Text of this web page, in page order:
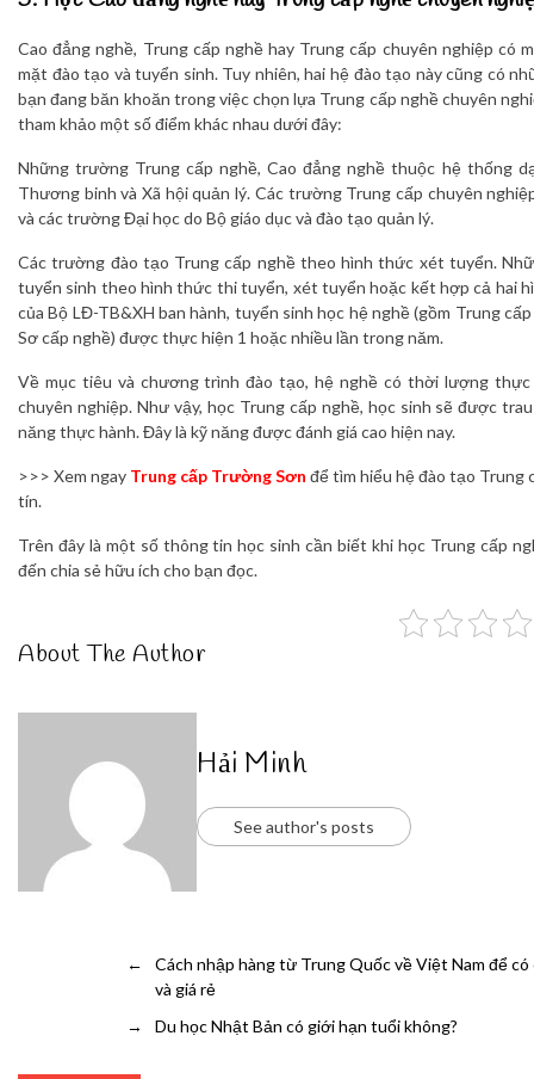
Cao đẳng nghề, Trung cấp nghề hay Trung cấp chuyên nghiệp có
mặt đào tạo và tuyển sinh. Tuy nhiên, hai hệ đào tạo này cũng có
bạn đang băn khoăn trong việc chọn lựa Trung cấp nghề chuyên
tham khảo một số điểm khác nhau dưới đây:
Những trường Trung cấp nghề, Cao đẳng nghề thuộc hệ thống
Thương binh và Xã hội quản lý. Các trường Trung cấp chuyên
và các trường Đại học do Bộ giáo dục và đào tạo quản lý.
Các trường đào tạo Trung cấp nghề theo hình thức xét tuyển.
tuyển sinh theo hình thức thi tuyển, xét tuyển hoặc kết hợp cả hai
của Bộ LĐ-TB&XH ban hành, tuyển sinh học hệ nghề (gồm Trung
Sơ cấp nghề) được thực hiện 1 hoặc nhiều lần trong năm.
Về mục tiêu và chương trình đào tạo, hệ nghề có thời lượng
chuyên nghiệp. Như vậy, học Trung cấp nghề, học sinh sẽ được
năng thực hành. Đây là kỹ năng được đánh giá cao hiện nay.
>>> Xem ngay Trung cấp Trường Sơn để tìm hiểu hệ đào tạo Trung
tín.
Trên đây là một số thông tin học sinh cần biết khi học Trung cấp
đến chia sẻ hữu ích cho bạn đọc.
About The Author
Hải Minh
See author's posts
←
Cách nhập hàng từ Trung Quốc về Việt Nam để
và giá rẻ
→
Du học Nhật Bản có giới hạn tuổi không?